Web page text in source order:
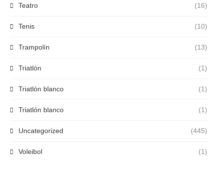
Teatro (16)
Tenis (10)
Trampolín (13)
Triatlón (1)
Triatlón blanco (1)
Triatlón blanco (1)
Uncategorized (445)
Voleibol (1)